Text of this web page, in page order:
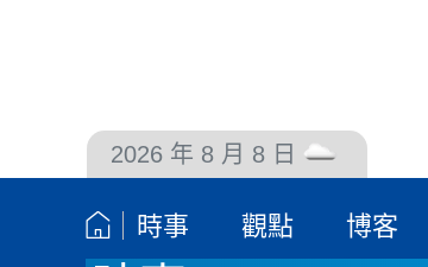
2026 年 8 月 8 日
時事 觀點 博客